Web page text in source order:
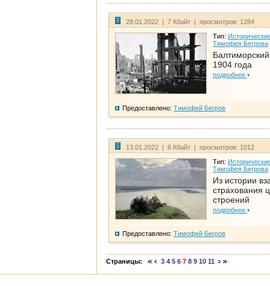
28.01.2022 | 7 Кбайт | просмотров: 1284
Тип:
Тимофея Бегрова
1904 года
подробнее
Предоставлено: Тимофей Бегров
13.01.2022 | 6 Кбайт | просмотров: 1012
Тип:
Тимофея Бегрова
Из истории
страхования
строений
подробнее
Предоставлено: Тимофей Бегров
Страницы: 3 4 5 6 7 8 9 10 11